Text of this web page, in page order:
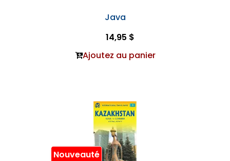
Java
14,95 $
Ajoutez au panier
Nouveauté